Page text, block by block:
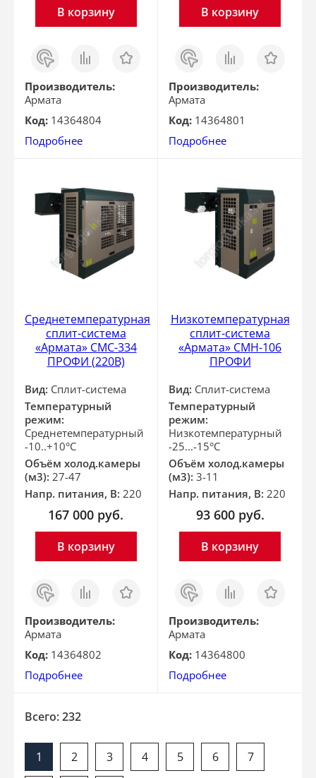
В корзину
Заказ
в 1
клик
Сравнить Отложить
Производитель:
Армата
Код: 14364804
Подробнее
В корзину
Заказ
в 1
клик
Сравнить Отложить
Производитель:
Армата
Код: 14364801
Подробнее
Среднетемпературная
сплит-система
«Армата» СМС-334
ПРОФИ (220В)
Вид: Сплит-система
Температурный
режим:
Среднетемпературный
-10..+10°С
Объём холод.камеры
(м3): 27-47
Напр. питания, В: 220
167 000 руб.
В корзину
Заказ
в 1
клик
Сравнить Отложить
Производитель:
Армата
Код: 14364802
Подробнее
Низкотемпературная
сплит-система
«Армата» СМН-106
ПРОФИ
Вид: Сплит-система
Температурный
режим:
Низкотемпературный
-25...-15°С
Объём холод.камеры
(м3): 3-11
Напр. питания, В: 220
93 600 руб.
В корзину
Заказ
в 1
клик
Сравнить Отложить
Производитель:
Армата
Код: 14364800
Подробнее
Всего: 232
1 2 3 4 5 6 7